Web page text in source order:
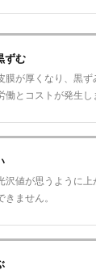
ずむ
が厚くなり、黒ず
とコストが発生し
沢値が思うように上
ません。